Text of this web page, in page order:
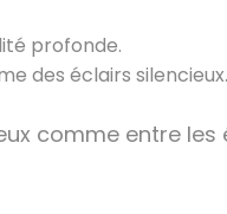
profonde.
des éclairs silencieux.
comme entre les